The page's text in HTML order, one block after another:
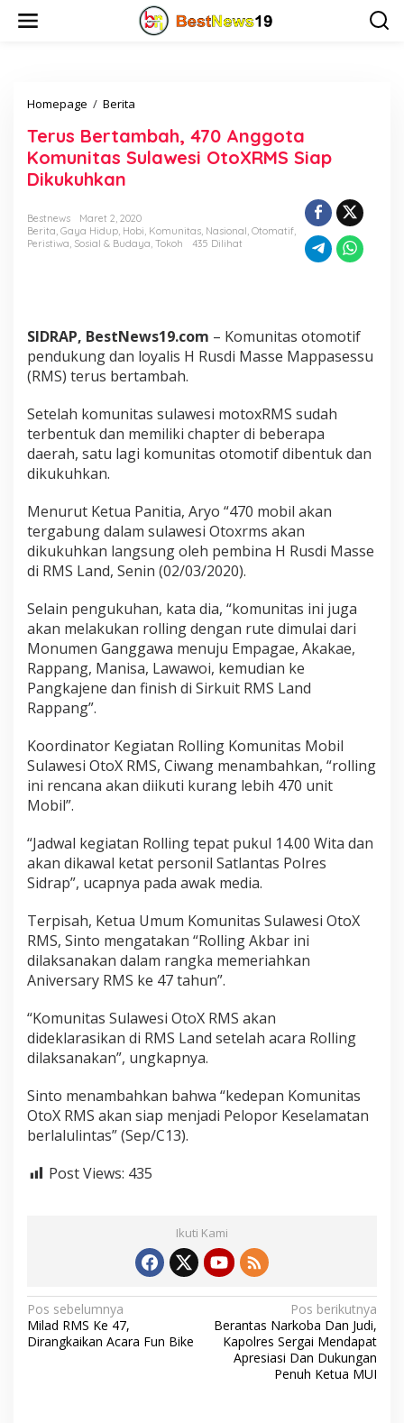
Homepage / Berita
r
u
s
r
t
a
,
4
7
0
n
g
g
o
K
o
m
u
n
t
a
s
S
u
e
s
i
O
R
M
S
a
p
D
u
k
u
h
a
n
Terus Bertambah, 470 Anggota
Komunitas Sulawesi OtoXRMS Siap
Dikukuhkan
Bestnews
Maret 2, 2020
Berita, Gaya Hidup, Hobi, Komunitas, Nasional, Otomatif,
Peristiwa, Sosial & Budaya, Tokoh 435 Dilihat
SIDRAP, BestNews19.com – Komunitas otomotif
pendukung dan loyalis H Rusdi Masse Mappasessu
(RMS) terus bertambah.
Setelah komunitas sulawesi motoxRMS sudah
terbentuk dan memiliki chapter di beberapa
daerah, satu lagi komunitas otomotif dibentuk dan
dikukuhkan.
Menurut Ketua Panitia, Aryo “470 mobil akan
tergabung dalam sulawesi Otoxrms akan
dikukuhkan langsung oleh pembina H Rusdi Masse
di RMS Land, Senin (02/03/2020).
Selain pengukuhan, kata dia, “komunitas ini juga
akan melakukan rolling dengan rute dimulai dari
Monumen Ganggawa menuju Empagae, Akakae,
Rappang, Manisa, Lawawoi, kemudian ke
Pangkajene dan finish di Sirkuit RMS Land
Rappang”.
Koordinator Kegiatan Rolling Komunitas Mobil
Sulawesi OtoX RMS, Ciwang menambahkan, “rolling
ini rencana akan diikuti kurang lebih 470 unit
Mobil”.
“Jadwal kegiatan Rolling tepat pukul 14.00 Wita dan
akan dikawal ketat personil Satlantas Polres
Sidrap”, ucapnya pada awak media.
Terpisah, Ketua Umum Komunitas Sulawesi OtoX
RMS, Sinto mengatakan “Rolling Akbar ini
dilaksanakan dalam rangka memeriahkan
Aniversary RMS ke 47 tahun”.
“Komunitas Sulawesi OtoX RMS akan
dideklarasikan di RMS Land setelah acara Rolling
dilaksanakan”, ungkapnya.
Sinto menambahkan bahwa “kedepan Komunitas
OtoX RMS akan siap menjadi Pelopor Keselamatan
berlalulintas” (Sep/C13).
Post Views: 435
Ikuti Kami
N
a
Pos sebelumnya
Milad RMS Ke 47,
Dirangkaikan Acara Fun Bike
Pos berikutnya
Berantas Narkoba Dan Judi,
Kapolres Sergai Mendapat
Apresiasi Dan Dukungan
Penuh Ketua MUI